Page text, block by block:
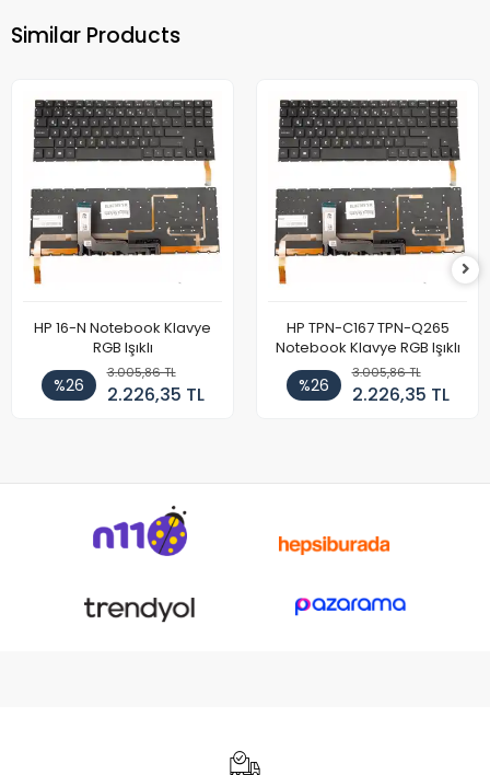
Similar Products
HP 16-N Notebook Klavye
RGB Işıklı
%26
3.005,86 TL
2.226,35 TL
HP TPN-C167 TPN-Q265
Notebook Klavye RGB Işıklı
%26
3.005,86 TL
2.226,35 TL